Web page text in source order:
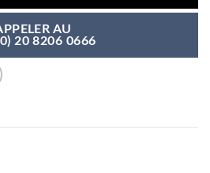
AU
20 8206 0666